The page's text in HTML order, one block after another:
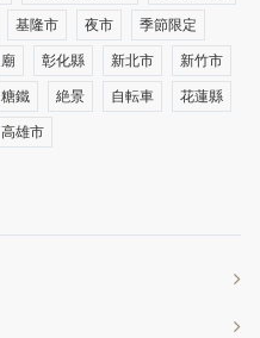
基隆市 夜市 季節限定
廟 彰化縣 新北市 新竹市
糖鐵 絶景 自転車 花蓮縣
高雄市